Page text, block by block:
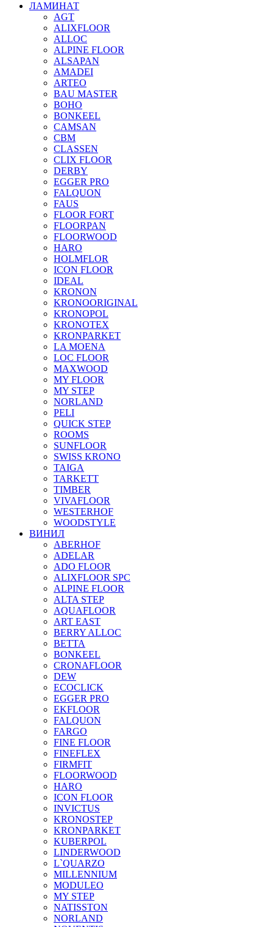
ЛАМИНАТ
AGT
ALIXFLOOR
ALLOC
ALPINE FLOOR
ALSAPAN
AMADEI
ARTEO
BAU MASTER
BOHO
BONKEEL
CAMSAN
CBM
CLASSEN
CLIX FLOOR
DERBY
EGGER PRO
FALQUON
FAUS
FLOOR FORT
FLOORPAN
FLOORWOOD
HARO
HOLMFLOR
ICON FLOOR
IDEAL
KRONON
KRONOORIGINAL
KRONOPOL
KRONOTEX
KRONPARKET
LA MOENA
LOC FLOOR
MAXWOOD
MY FLOOR
MY STEP
NORLAND
PELI
QUICK STEP
ROOMS
SUNFLOOR
SWISS KRONO
TAIGA
TARKETT
TIMBER
VIVAFLOOR
WESTERHOF
WOODSTYLE
ВИНИЛ
ABERHOF
ADELAR
ADO FLOOR
ALIXFLOOR SPC
ALPINE FLOOR
ALTA STEP
AQUAFLOOR
ART EAST
BERRY ALLOC
BETTA
BONKEEL
CRONAFLOOR
DEW
ECOCLICK
EGGER PRO
EKFLOOR
FALQUON
FARGO
FINE FLOOR
FINEFLEX
FIRMFIT
FLOORWOOD
HARO
ICON FLOOR
INVICTUS
KRONOSTEP
KRONPARKET
KUBERPOL
LINDERWOOD
L`QUARZO
MILLENNIUM
MODULEO
MY STEP
NATISSTON
NORLAND